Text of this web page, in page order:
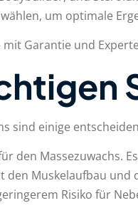
um optimale
mit Garantie und
sind einige
den Massezuwachs.
den Muskelaufbau und
Risiko für